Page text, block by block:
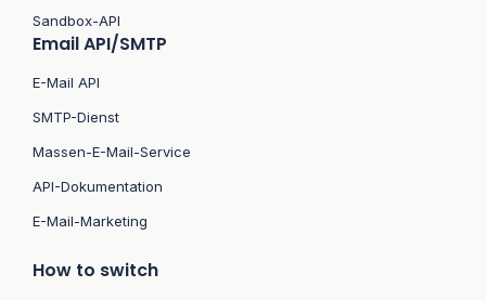
Sandbox-API
Email API/SMTP
E-Mail API
SMTP-Dienst
Massen-E-Mail-Service
API-Dokumentation
E-Mail-Marketing
How to switch